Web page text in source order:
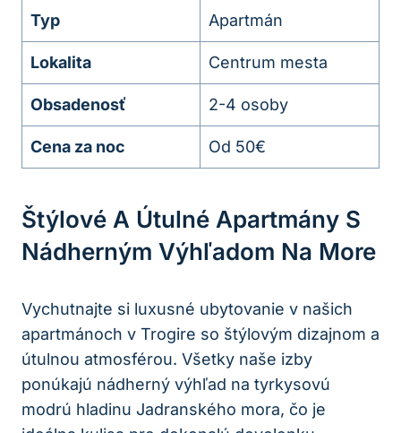
Typ Apartmán
Lokalita Centrum mesta
Obsadenosť 2-4 osoby
Cena za noc Od 50€
Štýlové A Útulné Apartmány S
Nádherným Výhľadom Na More
Vychutnajte si luxusné ubytovanie v našich
apartmánoch v Trogire so štýlovým dizajnom a
útulnou atmosférou. Všetky naše izby
ponúkajú nádherný výhľad na tyrkysovú
modrú hladinu Jadranského mora, čo je